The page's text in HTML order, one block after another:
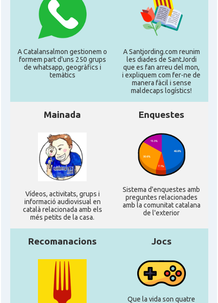
A Catalansalmon gestionem o
formem part d'uns 250 grups
de whatsapp, geogràfics i
temàtics
A Santjording.com reunim
les diades de SantJordi
que es fan arreu del mon,
i expliquem com fer-ne de
manera fàcil i sense
maldecaps logí­stics!
Mainada
Ví­deos, activitats, grups i
informació audiovisual en
català relacionada amb els
més petits de la casa.
Enquestes
Sistema d'enquestes amb
preguntes relacionades
amb la comunitat catalana
de l'exterior
Recomanacions Jocs
Que la vida son quatre